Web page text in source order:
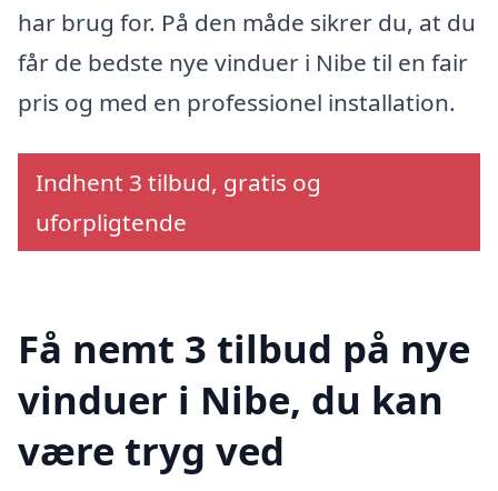
har brug for. På den måde sikrer du, at du
får de bedste nye vinduer i Nibe til en fair
pris og med en professionel installation.
Indhent 3 tilbud, gratis og
uforpligtende
Få nemt 3 tilbud på nye
vinduer i Nibe, du kan
være tryg ved